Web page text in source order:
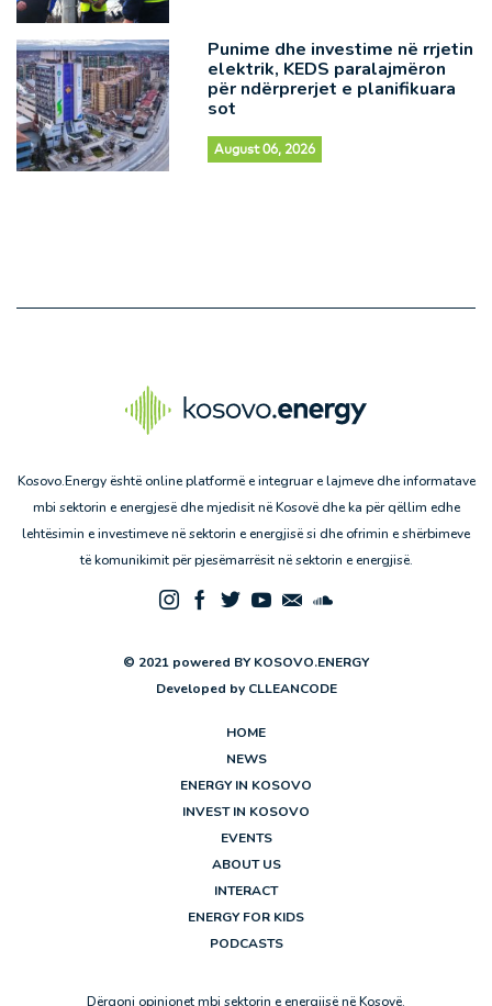
Punime dhe investime në rrjetin
elektrik, KEDS paralajmëron
për ndërprerjet e planifikuara
sot
August 06, 2026
Kosovo.Energy është online platformë e integruar e lajmeve dhe informatave
mbi sektorin e energjesë dhe mjedisit në Kosovë dhe ka për qëllim edhe
lehtësimin e investimeve në sektorin e energjisë si dhe ofrimin e shërbimeve
të komunikimit për pjesëmarrësit në sektorin e energjisë.
© 2021 powered BY KOSOVO.ENERGY
Developed by CLLEANCODE
HOME
NEWS
ENERGY IN KOSOVO
INVEST IN KOSOVO
EVENTS
ABOUT US
INTERACT
ENERGY FOR KIDS
PODCASTS
Dërgoni opinionet mbi sektorin e energjisë në Kosovë.